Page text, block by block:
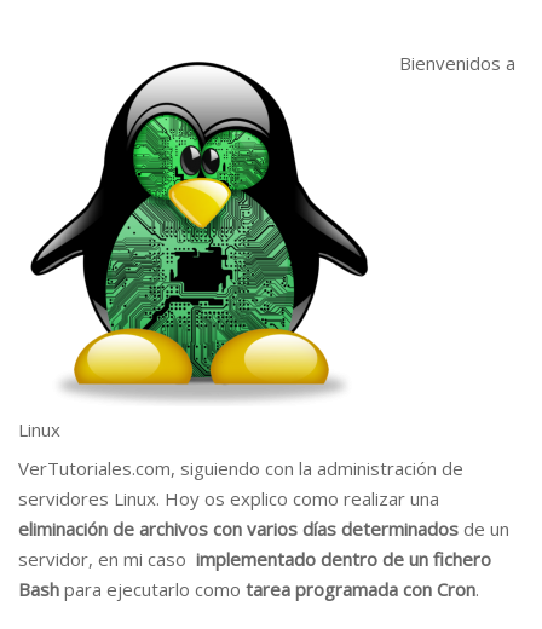
Linux
Bienvenidos a
VerTutoriales.com, siguiendo con la administración de
servidores Linux. Hoy os explico como realizar una
eliminación de archivos con varios días determinados de un
servidor, en mi caso implementado dentro de un fichero
Bash para ejecutarlo como tarea programada con Cron.